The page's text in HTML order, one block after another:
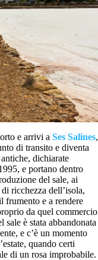
e arrivi a Ses Salines,
di transito e diventa
dichiarate
e portano dentro
del sale, ai
ricchezza dell’isola,
frumento e a rendere
da quel commercio
è stata abbandonata
e c’è un momento
quando certi
di un rosa improbabile.